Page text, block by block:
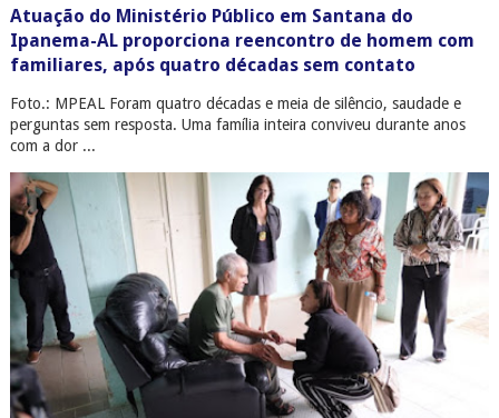
Atuação do Ministério Público em Santana do
Ipanema-AL proporciona reencontro de homem com
familiares, após quatro décadas sem contato
Foto.: MPEAL Foram quatro décadas e meia de silêncio, saudade e
perguntas sem resposta. Uma família inteira conviveu durante anos
com a dor ...